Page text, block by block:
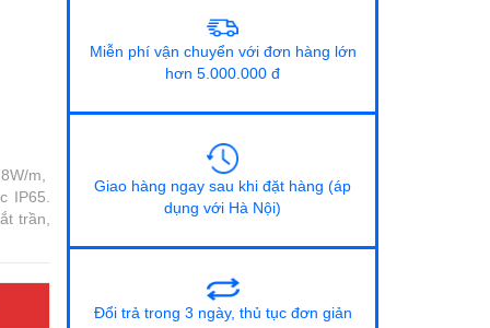
m,
IP65.
trần,
Miễn phí vận chuyển với đơn hàng lớn
hơn 5.000.000 đ
Giao hàng ngay sau khi đặt hàng (áp
dụng với Hà Nội)
Đổi trả trong 3 ngày, thủ tục đơn giản